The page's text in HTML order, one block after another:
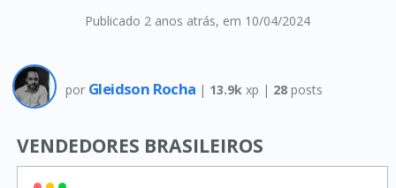
Publicado 2 anos atrás, em 10/04/2024
por Gleidson Rocha | 13.9k xp | 28posts
VENDEDORES BRASILEIROS